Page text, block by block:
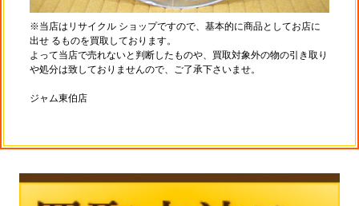
※当店はリサイクル ショップですので、基本的に商品としてお店に
出せ るものを買取しております。
よって当店で売れないと判断したものや、買取対象外の物の引き取り
や処分は致しておりませんので、ご了承下さいませ。
ジャム東伯店